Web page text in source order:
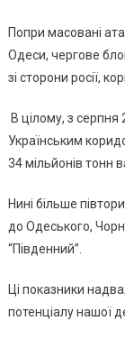
Попри масовані
Одеси, чергове
зі сторони росії,
В цілому, з
Українським
34 мільйонів тонн
Нині більше
до Одеського,
“Південний”.
Ці показники
потенціалу нашої